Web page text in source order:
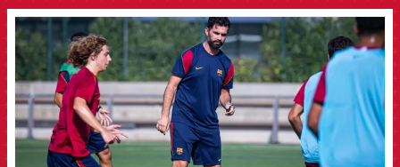
FCB Barcelona badge